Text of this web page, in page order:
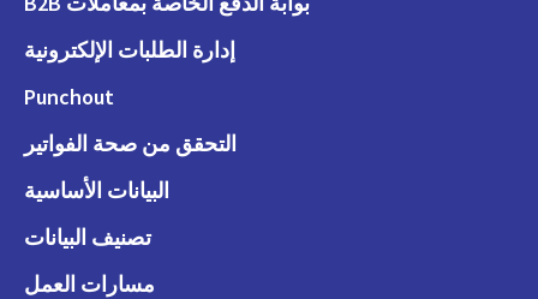
إدارة الطلبات الإلكترونية
Punchout
التحقق من صحة الفواتير
البيانات الأساسية
تصنيف البيانات
مسارات العمل